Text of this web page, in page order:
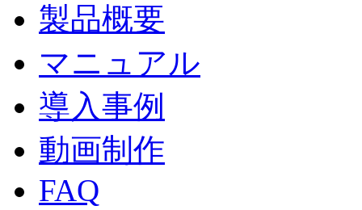
製品概要
マニュアル
導入事例
動画制作
FAQ